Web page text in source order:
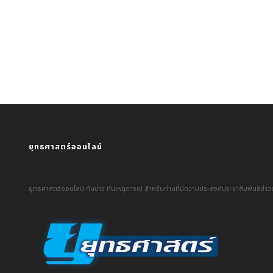
ยุทธศาสตร์ออนไลน์
ยุทธศาสตร์ออนไลน์ ทันข่าว ทันเหตุการณ์ สำหรับท่านที่มีความประสงค์ประชาสัมพันธ์ข่าว